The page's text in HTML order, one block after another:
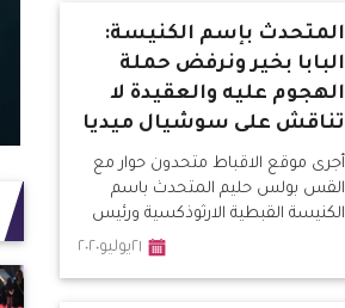
المتحدث بإسم الكنيسة:
البابا بخير ونرفض حملة
الهجوم عليه والعقيدة لا
تناقش على سوشيال ميديا
أجرى موقع الاقباط متحدون حوار مع
القس بولس حليم المتحدث باسم
الكنيسة القبطية الارثوذكسية ورئيس
٢١يوليو٢٠٢٠